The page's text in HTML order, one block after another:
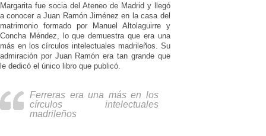
Margarita fue socia del Ateneo de Madrid y llegó
a conocer a Juan Ramón Jiménez en la casa del
matrimonio formado por Manuel Altolaguirre y
Concha Méndez, lo que demuestra que era una
más en los círculos intelectuales madrileños. Su
admiración por Juan Ramón era tan grande que
le dedicó el único libro que publicó.
Ferreras era una más en los
círculos intelectuales
madrileños